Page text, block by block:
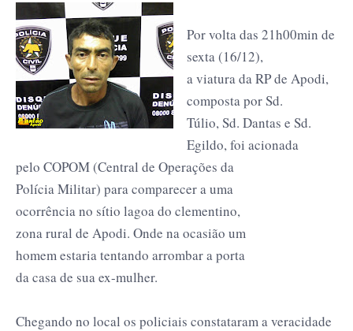
Por volta das 21h00min de
sexta (16/12),
a viatura da RP de Apodi,
composta por Sd.
Túlio, Sd. Dantas e Sd.
Egildo, foi acionada
pelo COPOM (Central de Operações da
Polícia Militar) para comparecer a uma
ocorrência no sítio lagoa do clementino,
zona rural de Apodi. Onde na ocasião um
homem estaria tentando arrombar a porta
da casa de sua ex-mulher.
Chegando no local os policiais constataram a veracidade